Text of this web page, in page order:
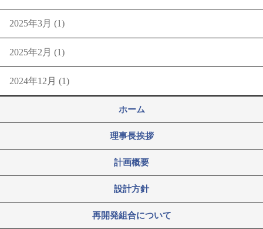
2025年3月 (1)
2025年2月 (1)
2024年12月 (1)
ホーム
理事長挨拶
計画概要
設計方針
再開発組合について